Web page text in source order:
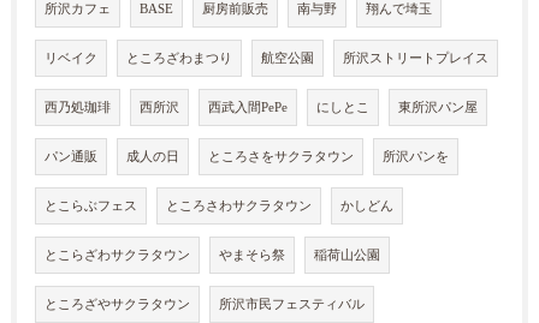
所沢カフェ BASE 厨房前販売 南与野 翔んで埼玉
リベイク ところざわまつり 航空公園 所沢ストリートプレイス
西乃処珈琲 西所沢 西武入間PePe にしとこ 東所沢パン屋
パン通販 成人の日 ところさをサクラタウン 所沢パンを
とこらぶフェス ところさわサクラタウン かしどん
とこらざわサクラタウン やまそら祭 稲荷山公園
ところざやサクラタウン 所沢市民フェスティバル